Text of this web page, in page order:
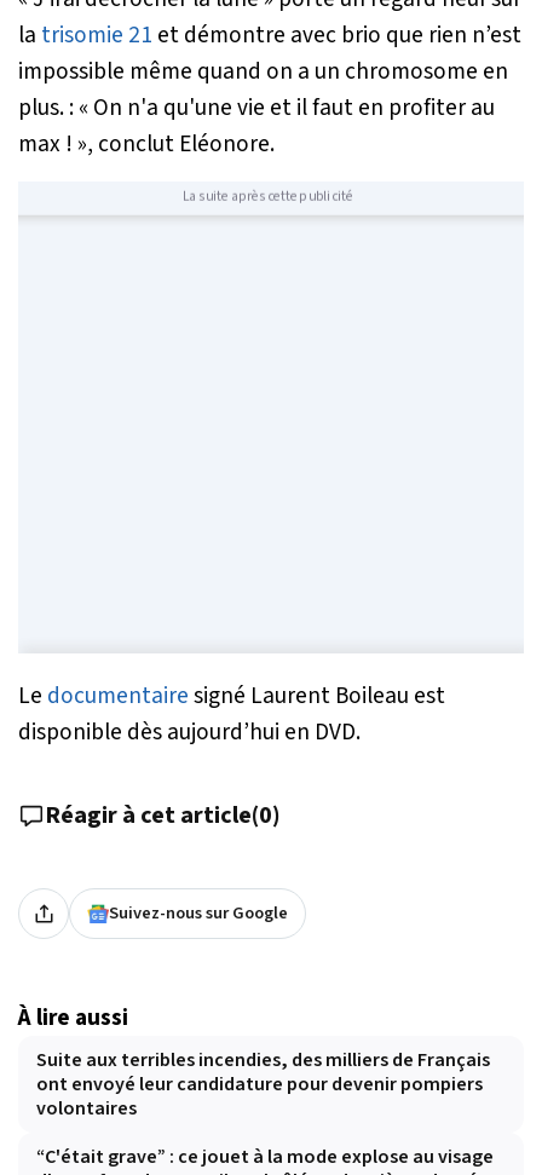
la trisomie 21 et démontre avec brio que rien n’est
impossible même quand on a un chromosome en
plus. :« On n'a qu'une vie et il faut en profiter au
max ! », conclut Eléonore.
La suite après cette publicité
Le documentairesigné Laurent Boileau est
disponible dès aujourd’hui en DVD.
Réagir à cet article(0)
Suivez-nous sur Google
À lire aussi
Suite aux terribles incendies, des milliers de Français
ont envoyé leur candidature pour devenir pompiers
volontaires
“C'était grave” : ce jouet à la mode explose au visage